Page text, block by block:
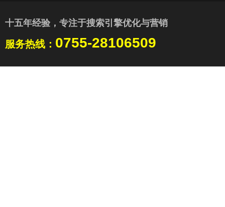
十五年经验，专注于搜索引擎优化与营销
服务热线： 0755-28106509